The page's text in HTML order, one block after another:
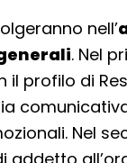
nell’
. Nel
il profilo di
Nel